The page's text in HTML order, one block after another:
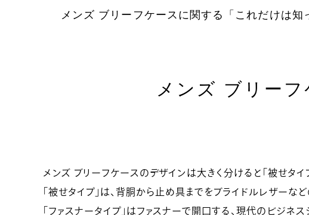
メンズ ブリーフケースに関する「これだけは知
メンズ ブリー
メンズ ブリーフケースのデザインは大きく分けると「被せタイ
「被せタイプ」は、背胴から止め具までをブライドルレザー
「ファスナータイプ」はファスナーで開口する、現代のビジ